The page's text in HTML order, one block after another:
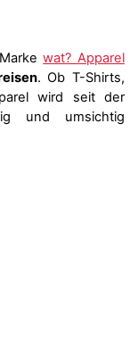
wat? Apparel
. Ob T-Shirts,
wird seit der
und umsichtig